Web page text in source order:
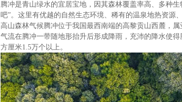
腾冲是青山绿水的宜居宝地，因其森林覆盖率高、多种
吧”。这里有优越的自然生态环境、稀有的温泉地热资源
高山森林气候腾冲位于我国最西南端的高黎贡山西麓，
气流在腾冲一带随地形抬升后形成降雨，充沛的降水使
方厘米1.5万个以上。